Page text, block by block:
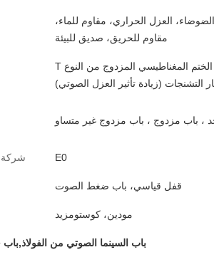
العزل الحراري، مقاوم للماء،
مقاوم للحريق، صديق للبيئة
شريط الختم المغناطيسي المزدوج من النوع T
التشنجات (زيادة تأثير العزل الصوتي)
، باب مزدوج ، باب مزدوج غير متساو
E0 شركة
قفل قياسي، باب ضغط الصوت
مودين، كوستومزيد
باب السينما الصوتي من